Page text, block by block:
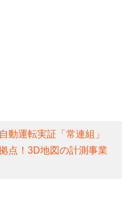
自動運転実証「常連組」
点！3D地図の計測事業